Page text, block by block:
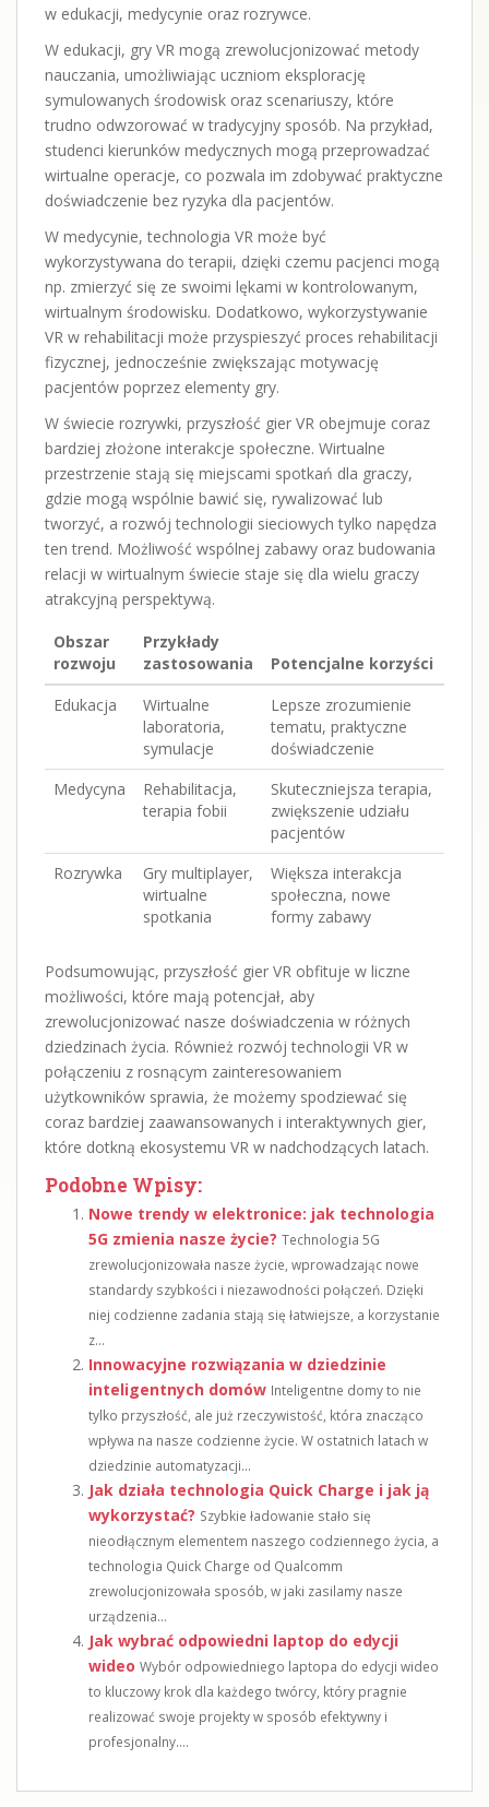
w edukacji, medycynie oraz rozrywce.
W edukacji, gry VR mogą zrewolucjonizować metody
nauczania, umożliwiając uczniom eksplorację
symulowanych środowisk oraz scenariuszy, które
trudno odwzorować w tradycyjny sposób. Na przykład,
studenci kierunków medycznych mogą przeprowadzać
wirtualne operacje, co pozwala im zdobywać praktyczne
doświadczenie bez ryzyka dla pacjentów.
W medycynie, technologia VR może być
wykorzystywana do terapii, dzięki czemu pacjenci mogą
np. zmierzyć się ze swoimi lękami w kontrolowanym,
wirtualnym środowisku. Dodatkowo, wykorzystywanie
VR w rehabilitacji może przyspieszyć proces rehabilitacji
fizycznej, jednocześnie zwiększając motywację
pacjentów poprzez elementy gry.
W świecie rozrywki, przyszłość gier VR obejmuje coraz
bardziej złożone interakcje społeczne. Wirtualne
przestrzenie stają się miejscami spotkań dla graczy,
gdzie mogą wspólnie bawić się, rywalizować lub
tworzyć, a rozwój technologii sieciowych tylko napędza
ten trend. Możliwość wspólnej zabawy oraz budowania
relacji w wirtualnym świecie staje się dla wielu graczy
atrakcyjną perspektywą.
Obszar
rozwoju
Przykłady
zastosowania
Potencjalne korzyści
Edukacja
Wirtualne
laboratoria,
symulacje
Lepsze zrozumienie
tematu, praktyczne
doświadczenie
Medycyna
Rehabilitacja,
terapia fobii
Skuteczniejsza terapia,
zwiększenie udziału
pacjentów
Rozrywka
Gry multiplayer,
wirtualne
spotkania
Większa interakcja
społeczna, nowe
formy zabawy
Podsumowując, przyszłość gier VR obfituje w liczne
możliwości, które mają potencjał, aby
zrewolucjonizować nasze doświadczenia w różnych
dziedzinach życia. Również rozwój technologii VR w
połączeniu z rosnącym zainteresowaniem
użytkowników sprawia, że możemy spodziewać się
coraz bardziej zaawansowanych i interaktywnych gier,
które dotkną ekosystemu VR w nadchodzących latach.
Podobne Wpisy:
Nowe trendy w elektronice: jak technologia
5G zmienia nasze życie? Technologia 5G
zrewolucjonizowała nasze życie, wprowadzając nowe
standardy szybkości i niezawodności połączeń. Dzięki
niej codzienne zadania stają się łatwiejsze, a korzystanie
z...
Innowacyjne rozwiązania w dziedzinie
inteligentnych domów Inteligentne domy to nie
tylko przyszłość, ale już rzeczywistość, która znacząco
wpływa na nasze codzienne życie. W ostatnich latach w
dziedzinie automatyzacji...
Jak działa technologia Quick Charge i jak ją
wykorzystać? Szybkie ładowanie stało się
nieodłącznym elementem naszego codziennego życia, a
technologia Quick Charge od Qualcomm
zrewolucjonizowała sposób, w jaki zasilamy nasze
urządzenia...
Jak wybrać odpowiedni laptop do edycji
wideo Wybór odpowiedniego laptopa do edycji wideo
to kluczowy krok dla każdego twórcy, który pragnie
realizować swoje projekty w sposób efektywny i
profesjonalny....